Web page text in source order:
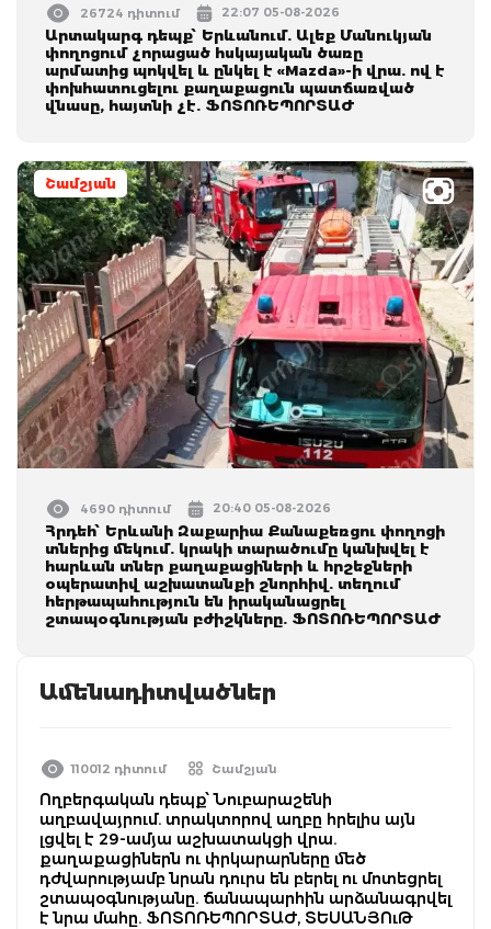
26724 դիտում 22:07 05-08-2026
Արտակարգ դեպք՝ Երևանում. Ալեք Մանուկյան
փողոցում չորացած հսկայական ծառը
արմատից պոկվել և ընկել է «Mazda»-ի վրա. ով է
փոխհատուցելու քաղաքացուն պատճառված
վնասը, հայտնի չէ. ՖՈՏՈՌԵՊՈՐՏԱԺ
Շամշյան
4690 դիտում 20:40 05-08-2026
Հրդեհ՝ Երևանի Զաքարիա Քանաքեռցու փողոցի
տներից մեկում. կրակի տարածումը կանխվել է
հարևան տներ քաղաքացիների և հրշեջների
օպերատիվ աշխատանքի շնորհիվ. տեղում
հերթապահություն են իրականացրել
շտապօգնության բժիշկները. ՖՈՏՈՌԵՊՈՐՏԱԺ
Ամենադիտվածներ
110012 դիտում Շամշյան
Ողբերգական դեպք՝ Նուբարաշենի
աղբավայրում. տրակտորով աղբը հրելիս այն
լցվել է 29-ամյա աշխատակցի վրա.
քաղաքացիներն ու փրկարարները մեծ
դժվարությամբ նրան դուրս են բերել ու մոտեցրել
շտապօգնությանը. ճանապարհին արձանագրվել
է նրա մահը. ՖՈՏՈՌԵՊՈՐՏԱԺ, ՏԵՍԱՆՅՈւԹ